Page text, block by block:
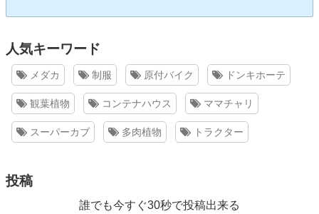
人気キーワード
メダカ 制服 原付バイク ドンキホーテ
観葉植物 コンテナハウス ママチャリ
スーパーカブ 多肉植物 トラクター
投稿
誰でも今すぐ30秒で投稿出来る